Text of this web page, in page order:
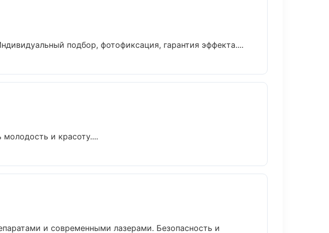
подбор, фотофиксация, гарантия эффекта....
и красоту....
и современными лазерами. Безопасность и